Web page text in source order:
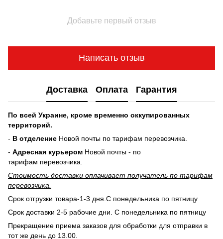
Добавьте первый отзыв
Написать отзыв
Доставка Оплата Гарантия
По всей Украине, кроме временно оккупированных
территорий.
- В отделение Новой почты по тарифам перевозчика.
- Адресная курьером Новой почты - по
тарифам перевозчика.
Стоимость доставки оплачивает получатель по тарифам
перевозчика.
Срок отгрузки товара-1-3 дня.С понедельника по пятницу
Срок доставки 2-5 рабочие дни. С понедельника по пятницу
Прекращение приема заказов для обработки для отправки в
тот же день до 13.00.